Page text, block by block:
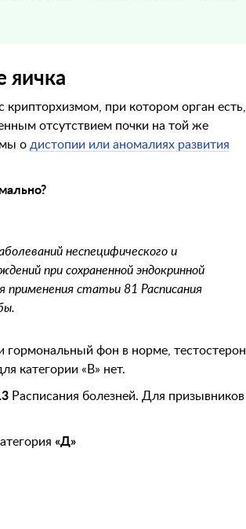
яичка
крипторхизмом, при котором орган есть,
отсутствием почки на той же
о дистопии или аномалиях развития
неспецифического и
при сохраненной эндокринной
применения статьи 81 Расписания
гормональный фон в норме, тестостерон
категории «В» нет.
Расписания болезней. Для призывников
«Д»